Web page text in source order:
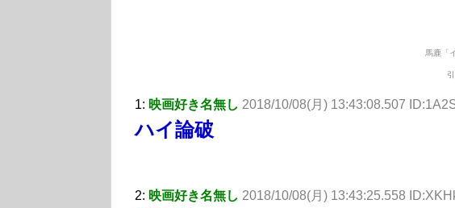
馬鹿「
1: 映画好き名無し 2018/10/08(月) 13:43:08.507
ハイ論破
2: 映画好き名無し 2018/10/08(月) 13:43:25.558